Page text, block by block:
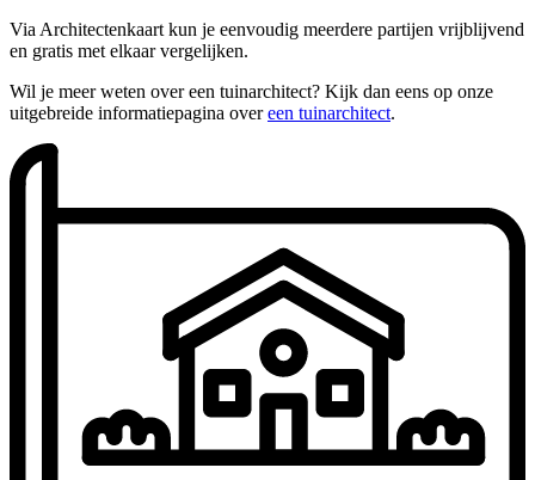
Via Architectenkaart kun je eenvoudig meerdere partijen vrijblijvend
en gratis met elkaar vergelijken.
Wil je meer weten over een tuinarchitect? Kijk dan eens op onze
uitgebreide informatiepagina overeen tuinarchitect.